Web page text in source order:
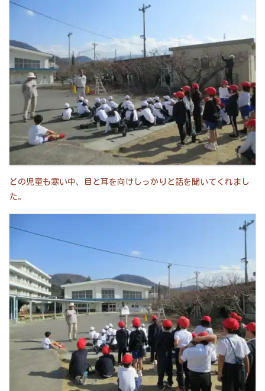
どの児童も寒い中、目と耳を向けしっかりと話を聞いてくれまし
た。